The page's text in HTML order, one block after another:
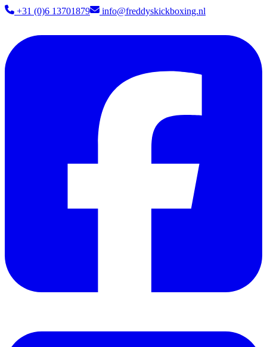
+31 (0)6 13701879​ info@freddyskickboxing.nl